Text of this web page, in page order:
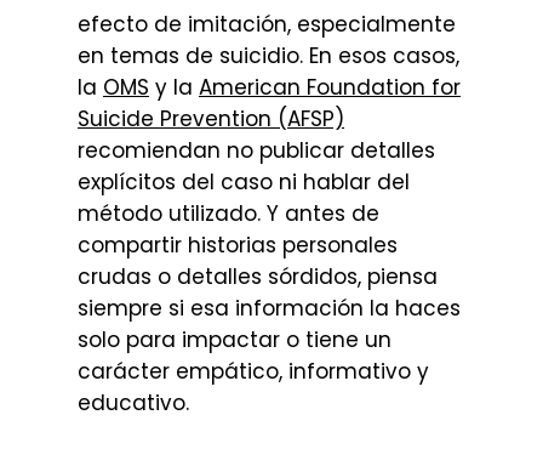
efecto de imitación, especialmente
en temas de suicidio. En esos casos,
la OMS y la American Foundation for
Suicide Prevention (AFSP)
recomiendan no publicar detalles
explícitos del caso ni hablar del
método utilizado. Y antes de
compartir historias personales
crudas o detalles sórdidos, piensa
siempre si esa información la haces
solo para impactar o tiene un
carácter empático, informativo y
educativo.